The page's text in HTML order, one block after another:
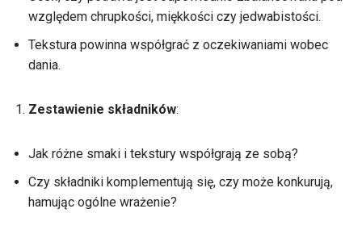
względem chrupkości, miękkości czy jedwabistości.
Tekstura powinna współgrać z oczekiwaniami wobec
dania.
Zestawienie składników:
Jak różne smaki i tekstury współgrają ze sobą?
Czy składniki komplementują się, czy może konkurują,
hamując ogólne wrażenie?